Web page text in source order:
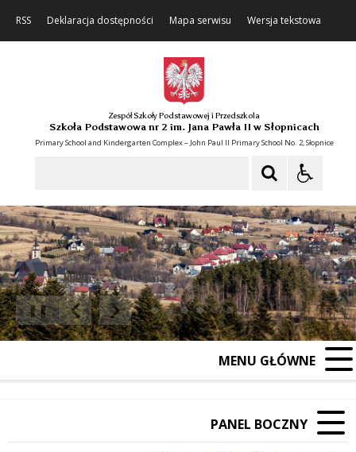
RSS Deklaracja dostępności Mapa serwisu Wersja tekstowa
Zespół Szkoły Podstawowej i Przedszkola
Szkoła Podstawowa nr 2 im. Jana Pawła II w Słopnicach
Primary School and Kindergarten Complex – John Paul II Primary School No. 2, Słopnice
Poprzedni Element
Następny Element
❚❚
MENU GŁÓWNE
PANEL BOCZNY